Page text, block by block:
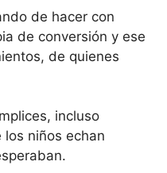
de hacer con
de conversión y ese
de quienes
incluso
niños echan